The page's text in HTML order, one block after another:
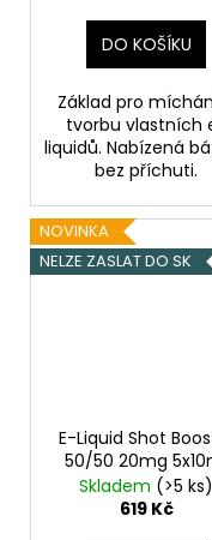
DO KOŠÍKU
Základ pro
tvorbu vlastních
liquidů. Nabízená
bez příchuti.
NOVINKA
NELZE ZASLAT DO SK
E-Liquid Shot
50/50 20mg
Skladem (>5 ks)
619 Kč